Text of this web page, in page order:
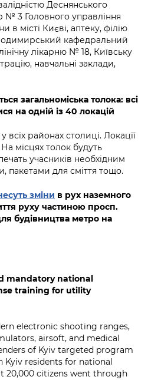
організації
Захисниць
стану
стану
Деснянського
№ 3 Головного управління
в місті Києві, аптеку, філію
кафедральний
лікарню № 18, Київську
навчальні заклади,
загальноміська толока: всі
на одній із 40 локацій
всіх районах столиці. Локації
На місцях толок будуть
учасників необхідним
пакетами для сміття тощо.
зміни в рух наземного
руху частиною просп.
будівництва метро на
mandatory national
training for utility
electronic shooting ranges,
airsoft, and medical
of Kyiv targeted program
residents for national
20,000 citizens went through